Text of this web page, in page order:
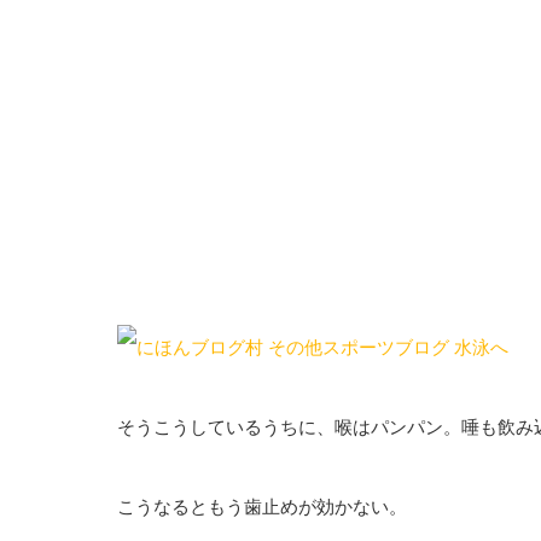
そうこうしているうちに、喉はパンパン。唾も飲み
こうなるともう歯止めが効かない。